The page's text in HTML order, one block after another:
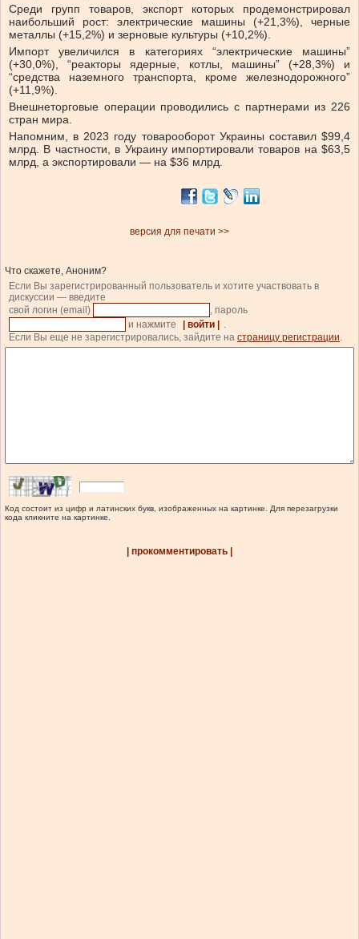
Среди групп товаров, экспорт которых продемонстрировал
наибольший рост: электрические машины (+21,3%), черные
металлы (+15,2%) и зерновые культуры (+10,2%).
Импорт увеличился в категориях “электрические машины”
(+30,0%), “реакторы ядерные, котлы, машины” (+28,3%) и
“средства наземного транспорта, кроме железнодорожного”
(+11,9%).
Внешнеторговые операции проводились с партнерами из 226
стран мира.
Напомним, в 2023 году товарооборот Украины составил $99,4
млрд. В частности, в Украину импортировали товаров на $63,5
млрд, а экспортировали — на $36 млрд.
версия для печати >>
Что скажете, Аноним?
Если Вы зарегистрированный пользователь и хотите участвовать в
дискуссии — введите
свой логин (email)
, пароль
и нажмите
| войти |
.
Если Вы еще не зарегистрировались, зайдите на страницу регистрации.
Код состоит из цифр и латинских букв, изображенных на картинке. Для перезагрузки
кода кликните на картинке.
| прокомментировать |